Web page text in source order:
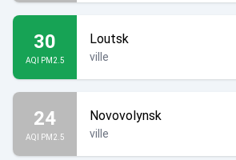
30
AQI PM2.5
Loutsk
ville
24
AQI PM2.5
Novovolynsk
ville